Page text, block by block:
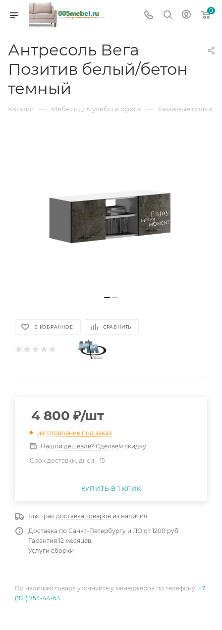
0
Антресоль Вега
Позитив белый/бетон
темный
Каталог — Мебель для учебы и офиса — Книжные полки
В ИЗБРАННОЕ СРАВНИТЬ
4 800 ₽/шт
изготовление под заказ
Нашли дешевле? Сделаем скидку
Срок доставки, дней - 15
КУПИТЬ В 1 КЛИК
Быстрая доставка товаров из наличия
Доставка по Санкт-Петербургу и ЛО от 1200 руб
Гарантия 12 месяцев.
Услуги сборки
По наличию товара уточняйте у менеджеров по телефону: +7
(921) 754-44-53